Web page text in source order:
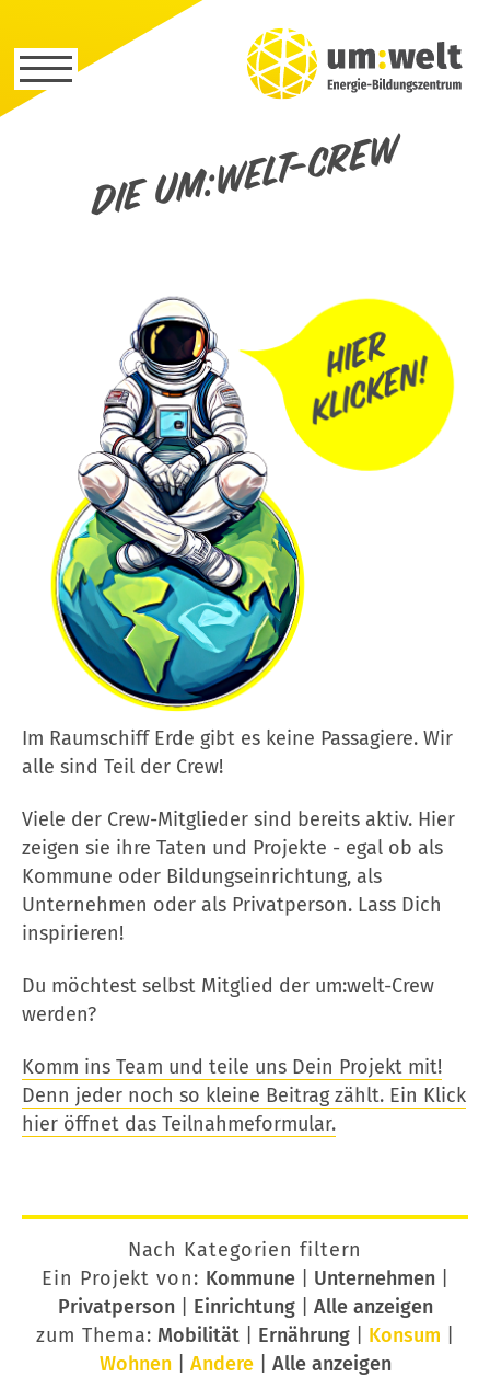
Die um:welt-Crew
Im Raumschiff Erde gibt es keine Passagiere. Wir
alle sind Teil der Crew!
Viele der Crew-Mitglieder sind bereits aktiv. Hier
zeigen sie ihre Taten und Projekte - egal ob als
Kommune oder Bildungseinrichtung, als
Unternehmen oder als Privatperson. Lass Dich
inspirieren!
Du möchtest selbst Mitglied der um:welt-Crew
werden?
Komm ins Team und teile uns Dein Projekt mit!
Denn jeder noch so kleine Beitrag zählt. Ein Klick
hier öffnet das Teilnahmeformular.
Nach Kategorien filtern
Ein Projekt von: Kommune| Unternehmen|
Privatperson| Einrichtung| Alle anzeigen
zum Thema: Mobilität Ernährung Konsum
Wohnen| Andere| Alle anzeigen